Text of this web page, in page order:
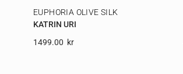
EUPHORIA OLIVE SILK
KATRIN URI
1499.00 Kr